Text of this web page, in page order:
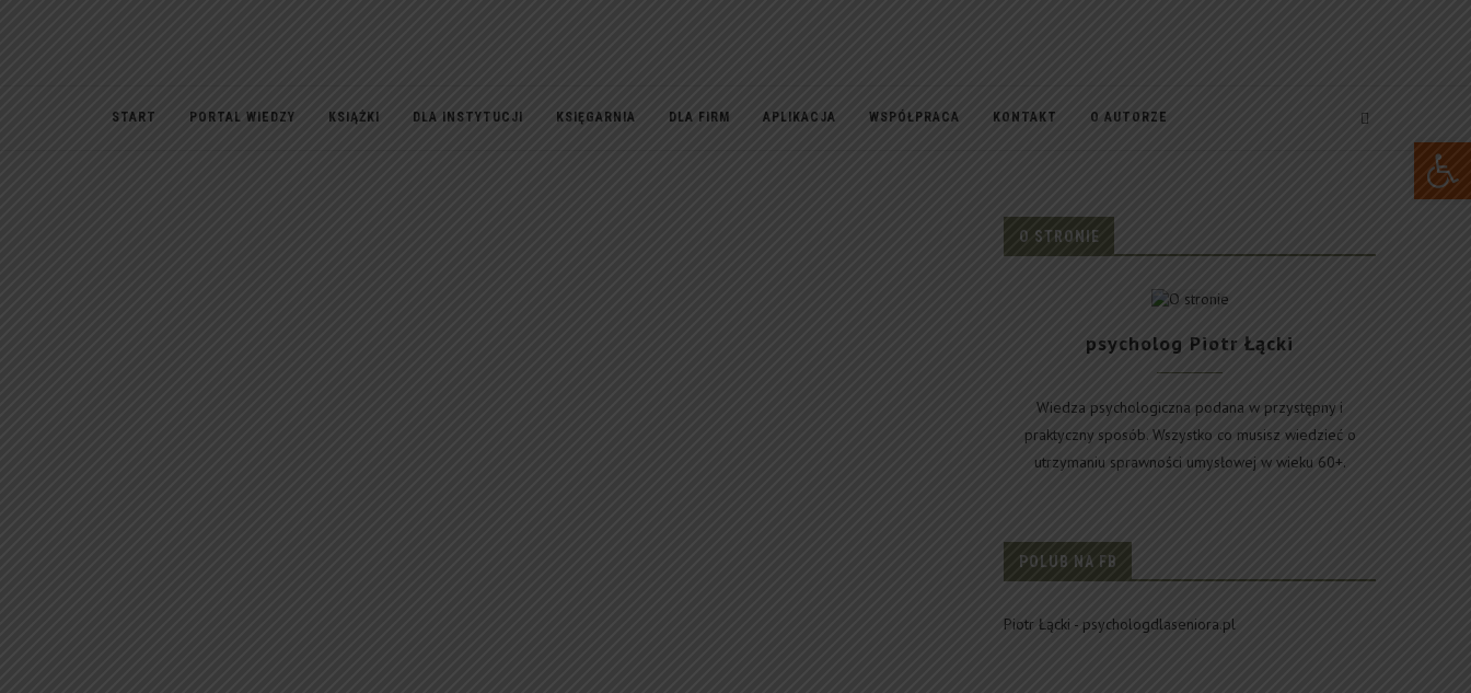
START PORTAL WIEDZY KSIĄŻKI DLA INSTYTUCJI KSIĘGARNIA DLA FIRM APLIKACJA WSPÓŁPRACA KONTAKT O AUTORZE
O STRONIE
psycholog Piotr Łącki
Wiedza psychologiczna podana w przystępny i
praktyczny sposób. Wszystko co musisz wiedzieć o
utrzymaniu sprawności umysłowej w wieku 60+.
POLUB NA FB
Piotr Łącki - psychologdlaseniora.pl